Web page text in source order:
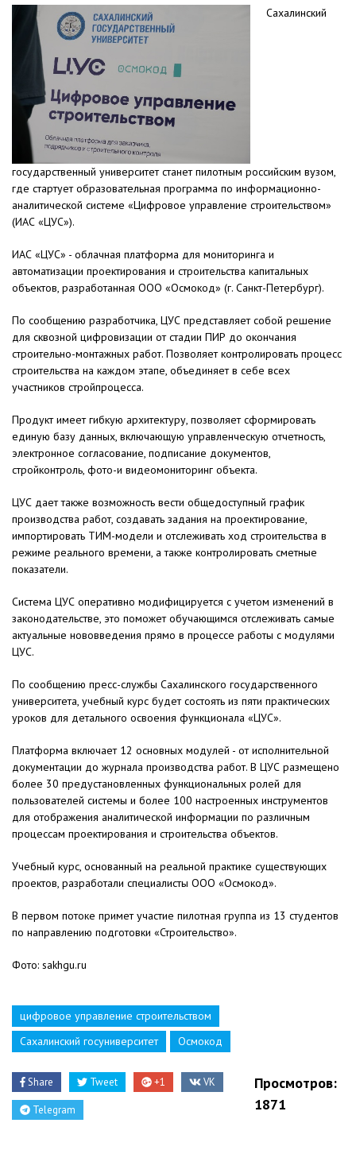
Сахалинский
государственный университет станет пилотным российским вузом,
где стартует образовательная программа по информационно-
аналитической системе «Цифровое управление строительством»
(ИАС «ЦУС»).
ИАС «ЦУС» - облачная платформа для мониторинга и
автоматизации проектирования и строительства капитальных
объектов, разработанная ООО «Осмокод» (г. Санкт-Петербург).
По сообщению разработчика, ЦУС представляет собой решение
для сквозной цифровизации от стадии ПИР до окончания
строительно-монтажных работ. Позволяет контролировать процесс
строительства на каждом этапе, объединяет в себе всех
участников стройпроцесса.
Продукт имеет гибкую архитектуру, позволяет сформировать
единую базу данных, включающую управленческую отчетность,
электронное согласование, подписание документов,
стройконтроль, фото-и видеомониторинг объекта.
ЦУС дает также возможность вести общедоступный график
производства работ, создавать задания на проектирование,
импортировать ТИМ-модели и отслеживать ход строительства в
режиме реального времени, а также контролировать сметные
показатели.
Система ЦУС оперативно модифицируется с учетом изменений в
законодательстве, это поможет обучающимся отслеживать самые
актуальные нововведения прямо в процессе работы с модулями
ЦУС.
По сообщению пресс-службы Сахалинского государственного
университета, учебный курс будет состоять из пяти практических
уроков для детального освоения функционала «ЦУС».
Платформа включает 12 основных модулей - от исполнительной
документации до журнала производства работ. В ЦУС размещено
более 30 предустановленных функциональных ролей для
пользователей системы и более 100 настроенных инструментов
для отображения аналитической информации по различным
процессам проектирования и строительства объектов.
Учебный курс, основанный на реальной практике существующих
проектов, разработали специалисты ООО «Осмокод».
В первом потоке примет участие пилотная группа из 13 студентов
по направлению подготовки «Строительство».
Фото: sakhgu.ru
цифровое управление строительством
Сахалинский госуниверситет
Осмокод
Share Tweet +1 VK
Telegram
Просмотров:
1871